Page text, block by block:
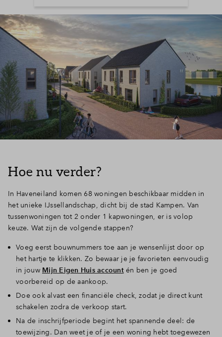
10min 30min 60min
Onderwijs Voorzieningen Bereikbaarheid
Winkelen Uitgaan
Bekijk map
Reset filter
Selecteer vervoermiddel
Hoe nu verder?
In Haveneiland komen 68 woningen beschikbaar midden in
het unieke IJssellandschap, dicht bij de stad Kampen. Van
tussenwoningen tot 2 onder 1 kapwoningen, er is volop
keuze. Wat zijn de volgende stappen?
Voeg eerst bouwnummers toe aan je wensenlijst door op
het hartje te klikken. Zo bewaar je je favorieten eenvoudig
in jouw Mijn Eigen Huis accountén ben je goed
voorbereid op de aankoop.
Doe ook alvast een financiële check, zodat je direct kunt
schakelen zodra de verkoop start.
Na de inschrijfperiode begint het spannende deel: de
toewijzing. Dan weet je of je een woning hebt toegewezen